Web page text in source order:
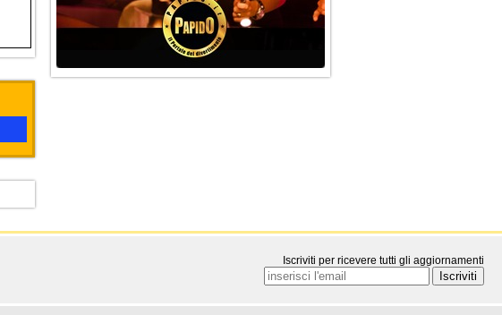
Iscriviti per ricevere tutti gli aggiornamenti